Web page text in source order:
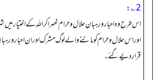
2؎:
اس طرح وہ احبار و رہبان حلال و حرام ٹھہرا کر اللہ کے اختیار
اور اس حلال وحرام کو ماننے والے لوگ مشرک اور ان
قرار دیے گئے۔